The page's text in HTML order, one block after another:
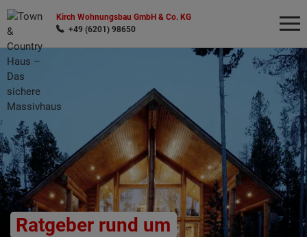
Kirch Wohnungsbau GmbH & Co. KG
+49 (6201) 98650
Ratgeber rund um
Wonach möchten Sie suchen?